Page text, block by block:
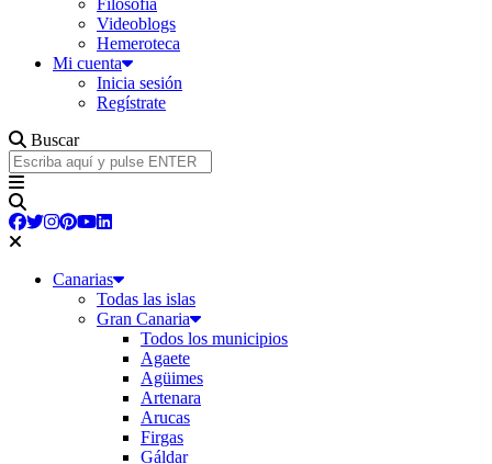
Videoblogs
Hemeroteca
Mi cuenta
Inicia sesión
Regístrate
Buscar
Canarias
Todas las islas
Gran Canaria
Todos los municipios
Agaete
Agüimes
Artenara
Arucas
Firgas
Gáldar